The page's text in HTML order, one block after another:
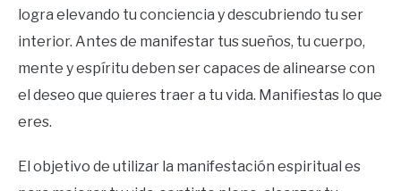
logra elevando tu conciencia y descubriendo tu ser
interior. Antes de manifestar tus sueños, tu cuerpo,
mente y espíritu deben ser capaces de alinearse con
el deseo que quieres traer a tu vida. Manifiestas lo que
eres.
El objetivo de utilizar la manifestación espiritual es